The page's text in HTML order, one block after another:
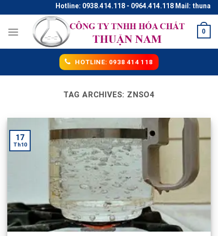
to
content
Hotline: 0938.414.118 - 0964.414.118 Mail:
0
HOTLINE: 0938 414 118
TAG ARCHIVES: ZNSO4
17
Th10